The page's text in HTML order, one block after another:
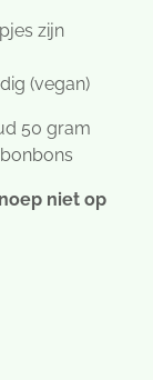
zijn
(vegan)
50 gram
niet op